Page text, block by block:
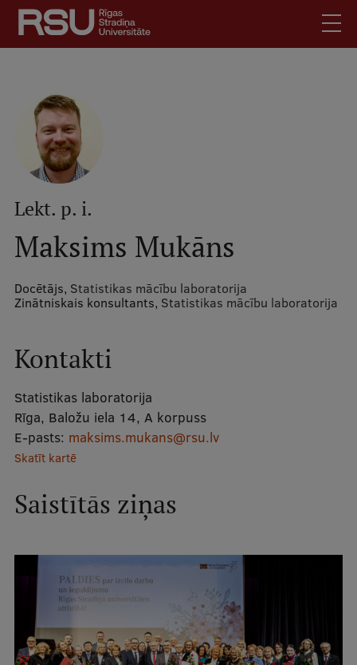
Pārlekt
galveno
saturu
Latviski
Meklēt Mobile
augšējā
izvēlne
Skolēniem
Studentiem
Darbiniekiem
Darba devējiem
Kontakti
galvenā
izvēlne
Studiju iespējas
Pamatstudiju programmas
Maģistra studiju programmas
Rezidentūra
Uzņemšana
Lekt. p. i.
Maksims Mukāns
Docētājs, Statistikas mācību laboratorija
Zinātniskais konsultants, Statistikas mācību laboratorija
Kontakti
Statistikas laboratorija
Rīga, Baložu iela 14, A korpuss
E-pasts: maksims.mukans@rsu.lv
Skatīt kartē
Saistītās ziņas